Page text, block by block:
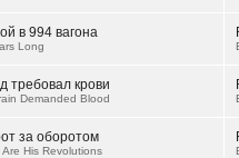
в 994 вагона
Long
требовал крови
Demanded Blood
за оборотом
Are His Revolutions